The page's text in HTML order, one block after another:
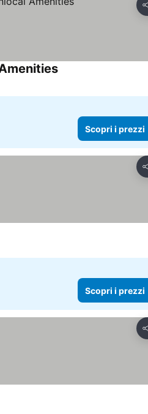
Scopri i prezzi
Scopri i prezzi
Scopri i prezzi